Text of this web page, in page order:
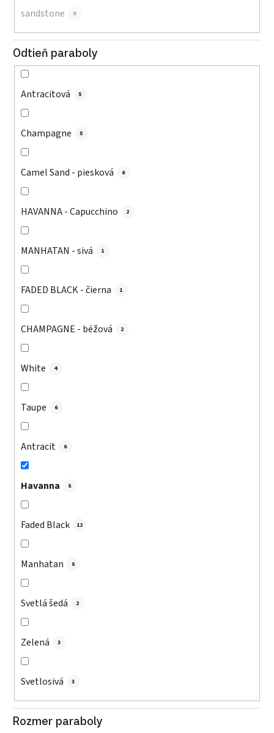
sandstone 0
Odtieň paraboly
Antracitová 5
Champagne 5
Camel Sand - piesková 6
HAVANNA - Capucchino 2
MANHATAN - sivá 1
FADED BLACK - čierna 1
CHAMPAGNE - béžová 2
White 4
Taupe 6
Antracit 6
Havanna 8
Faded Black 12
Manhatan 8
Svetlá šedá 2
Zelená 3
Svetlosivá 3
Rozmer paraboly